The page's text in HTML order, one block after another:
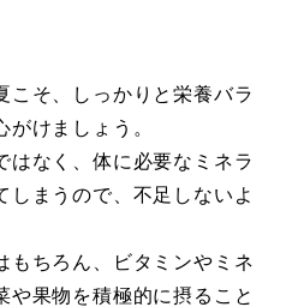
こそ、しっかりと栄養バラ
がけましょう。
はなく、体に必要なミネラ
しまうので、不足しないよ
もちろん、ビタミンやミネ
や果物を積極的に摂ること